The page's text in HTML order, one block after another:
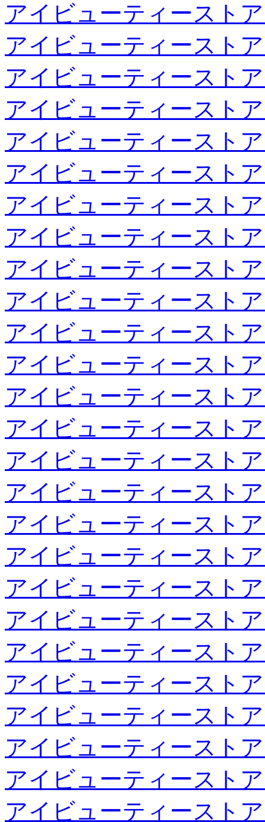
アイビューティースト
アイビューティースト
アイビューティースト
アイビューティースト
アイビューティースト
アイビューティースト
アイビューティースト
アイビューティースト
アイビューティースト
アイビューティースト
アイビューティースト
アイビューティースト
アイビューティースト
アイビューティースト
アイビューティースト
アイビューティースト
アイビューティースト
アイビューティースト
アイビューティースト
アイビューティースト
アイビューティースト
アイビューティースト
アイビューティースト
アイビューティースト
アイビューティースト
アイビューティースト